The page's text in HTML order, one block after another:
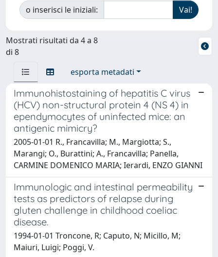
o inserisci le iniziali:
Mostrati risultati da 4 a 8
di 8
esporta metadati
Immunohistostaining of hepatitis C virus
(HCV) non-structural protein 4 (NS 4) in
ependymocytes of uninfected mice: an
antigenic mimicry?
2005-01-01 R., Francavilla; M., Margiotta; S.,
Marangi; O., Burattini; A., Francavilla; Panella,
CARMINE DOMENICO MARIA; Ierardi, ENZO GIANNI
Immunologic and intestinal permeability
tests as predictors of relapse during
gluten challenge in childhood coeliac
disease.
1994-01-01 Troncone, R; Caputo, N; Micillo, M;
Maiuri, Luigi; Poggi, V.